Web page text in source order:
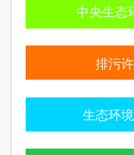
中央生态
排污
生态环